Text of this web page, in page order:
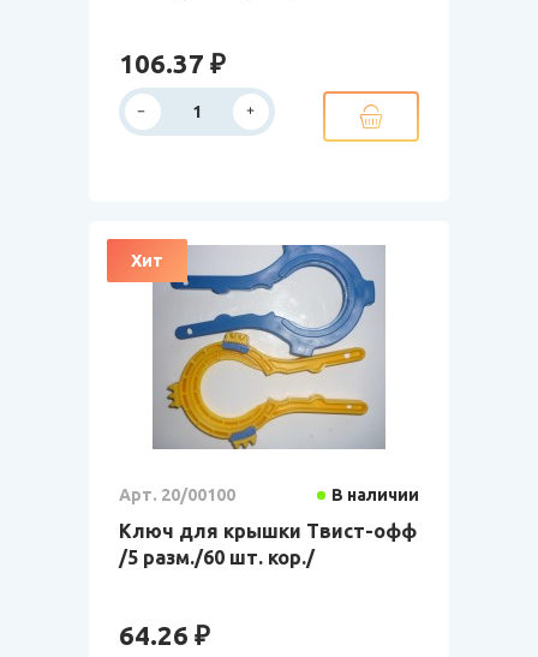
106.37 ₽
Хит
Арт. 20/00100 В наличии
Ключ для крышки Твист-офф
/5 разм./60 шт. кор./
64.26 ₽